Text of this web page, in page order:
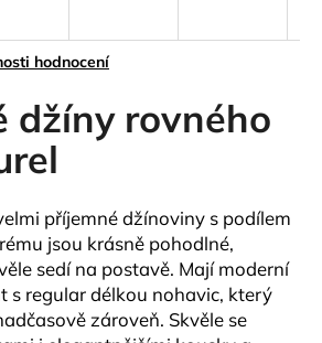
hodnocení
džíny rovného
příjemné džínoviny s podílem
jsou krásně pohodlné,
sedí na postavě. Mají moderní
s regular délkou nohavic, který
zároveň. Skvěle se